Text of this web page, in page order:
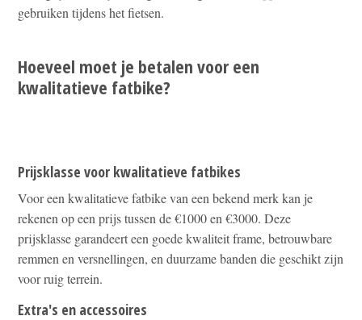
gebruiken tijdens het fietsen.
Hoeveel moet je betalen voor een
kwalitatieve fatbike?
Prijsklasse voor kwalitatieve fatbikes
Voor een kwalitatieve fatbike van een bekend merk kan je
rekenen op een prijs tussen de €1000 en €3000. Deze
prijsklasse garandeert een goede kwaliteit frame, betrouwbare
remmen en versnellingen, en duurzame banden die geschikt zijn
voor ruig terrein.
Extra's en accessoires